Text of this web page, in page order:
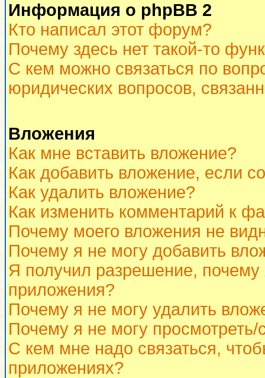
Информация о phpBB 2
Кто написал этот форум?
Почему здесь нет такой-то
С кем можно связаться по
юридических вопросов,
Вложения
Как мне вставить вложение?
Как добавить вложение, если
Как удалить вложение?
Как изменить комментарий к
Почему моего вложения не
Почему я не могу добавить
Я получил разрешение,
приложения?
Почему я не могу удалить
Почему я не могу просмотреть/
С кем мне надо связаться,
приложениях?